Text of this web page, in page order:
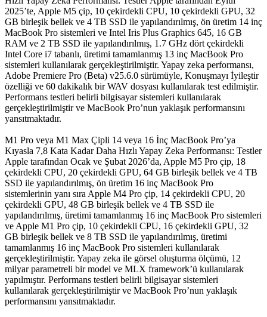
2025’te, Apple M5 çip, 10 çekirdekli CPU, 10 çekirdekli GPU, 32
GB birleşik bellek ve 4 TB SSD ile yapılandırılmış, ön üretim 14 inç
MacBook Pro sistemleri ve Intel Iris Plus Graphics 645, 16 GB
RAM ve 2 TB SSD ile yapılandırılmış, 1.7 GHz dört çekirdekli
Intel Core i7 tabanlı, üretimi tamamlanmış 13 inç MacBook Pro
sistemleri kullanılarak gerçekleştirilmiştir. Yapay zeka performansı,
Adobe Premiere Pro (Beta) v25.6.0 sürümüyle, Konuşmayı İyileştir
özelliği ve 60 dakikalık bir WAV dosyası kullanılarak test edilmiştir.
Performans testleri belirli bilgisayar sistemleri kullanılarak
gerçekleştirilmiştir ve MacBook Pro’nun yaklaşık performansını
yansıtmaktadır.
M1 Pro veya M1 Max Çipli 14 veya 16 İnç MacBook Pro’ya
Kıyasla 7,8 Kata Kadar Daha Hızlı Yapay Zeka Performansı: Testler
Apple tarafından Ocak ve Şubat 2026’da, Apple M5 Pro çip, 18
çekirdekli CPU, 20 çekirdekli GPU, 64 GB birleşik bellek ve 4 TB
SSD ile yapılandırılmış, ön üretim 16 inç MacBook Pro
sistemlerinin yanı sıra Apple M4 Pro çip, 14 çekirdekli CPU, 20
çekirdekli GPU, 48 GB birleşik bellek ve 4 TB SSD ile
yapılandırılmış, üretimi tamamlanmış 16 inç MacBook Pro sistemleri
ve Apple M1 Pro çip, 10 çekirdekli CPU, 16 çekirdekli GPU, 32
GB birleşik bellek ve 8 TB SSD ile yapılandırılmış, üretimi
tamamlanmış 16 inç MacBook Pro sistemleri kullanılarak
gerçekleştirilmiştir. Yapay zeka ile görsel oluşturma ölçümü, 12
milyar parametreli bir model ve MLX framework’ü kullanılarak
yapılmıştır. Performans testleri belirli bilgisayar sistemleri
kullanılarak gerçekleştirilmiştir ve MacBook Pro’nun yaklaşık
performansını yansıtmaktadır.